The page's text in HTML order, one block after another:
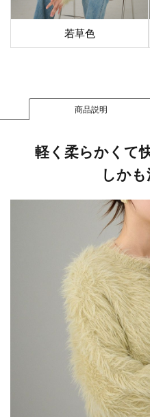
商品説明
軽く柔らかくて
しかも
若草色